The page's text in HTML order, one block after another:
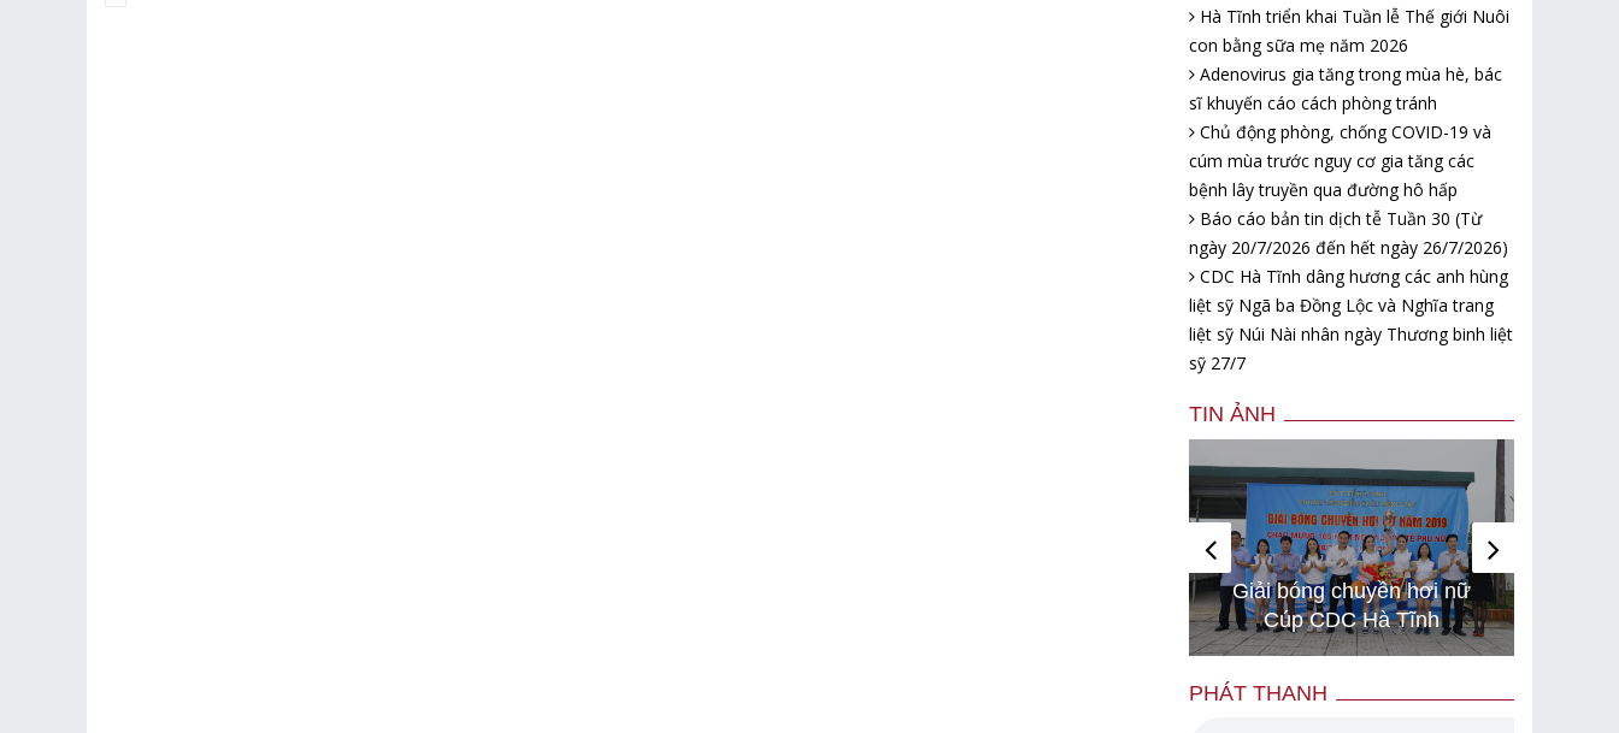
Hà Tĩnh triển khai Tuần lễ Thế giới Nuôi
con bằng sữa mẹ năm 2026
Adenovirus gia tăng trong mùa hè, bác
sĩ khuyến cáo cách phòng tránh
Chủ động phòng, chống COVID-19 và
cúm mùa trước nguy cơ gia tăng các
bệnh lây truyền qua đường hô hấp
Báo cáo bản tin dịch tễ Tuần 30 (Từ
ngày 20/7/2026 đến hết ngày 26/7/2026)
CDC Hà Tĩnh dâng hương các anh hùng
liệt sỹ Ngã ba Đồng Lộc và Nghĩa trang
liệt sỹ Núi Nài nhân ngày Thương binh liệt
sỹ 27/7
TIN ẢNH
Giải bóng chuyền hơi nữ
Cúp CDC Hà Tĩnh
PHÁT THANH